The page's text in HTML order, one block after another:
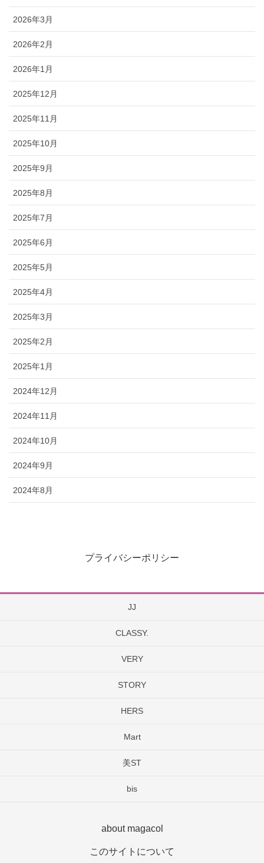
2026年3月
2026年2月
2026年1月
2025年12月
2025年11月
2025年10月
2025年9月
2025年8月
2025年7月
2025年6月
2025年5月
2025年4月
2025年3月
2025年2月
2025年1月
2024年12月
2024年11月
2024年10月
2024年9月
2024年8月
プライバシーポリシー
JJ
CLASSY.
VERY
STORY
HERS
Mart
美ST
bis
about magacol
このサイトについて